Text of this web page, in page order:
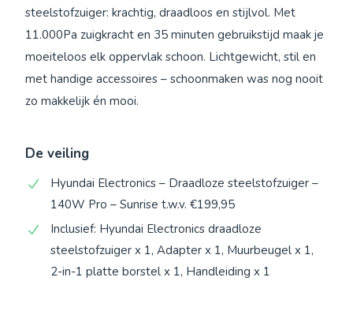
steelstofzuiger: krachtig, draadloos en stijlvol. Met
11.000Pa zuigkracht en 35 minuten gebruikstijd maak je
moeiteloos elk oppervlak schoon. Lichtgewicht, stil en
met handige accessoires – schoonmaken was nog nooit
zo makkelijk én mooi.
De veiling
Hyundai Electronics – Draadloze steelstofzuiger –
140W Pro – Sunrise t.w.v. €199,95
Inclusief: Hyundai Electronics draadloze
steelstofzuiger x 1, Adapter x 1, Muurbeugel x 1,
2-in-1 platte borstel x 1, Handleiding x 1